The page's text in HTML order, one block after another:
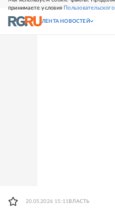
принимаете условия
СВЕЖИЙ НОМЕР
ЛЕНТА НОВОСТЕЙ
20.05.2026 15:11 ВЛАСТЬ